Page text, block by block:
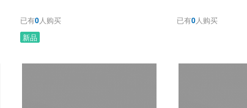
已有0人购买
新品
已有0人购买